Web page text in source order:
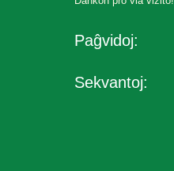
Paĝvidoj:
Sekvantoj: